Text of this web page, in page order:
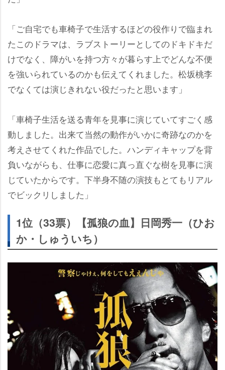
「ご自宅でも車椅子で生活するほどの役作りで臨まれ
たこのドラマは、ラブストーリーとしてのドキドキだ
けでなく、障がいを持つ方々が暮らす上でどんな不便
を強いられているのかも伝えてくれました。松坂桃李
でなくては演じきれない役だったと思います」
「車椅子生活を送る青年を見事に演じていてすごく感
動しました。出来て当然の動作がいかに奇跡なのかを
考えさせてくれた作品でした。ハンディキャップを背
負いながらも、仕事に恋愛に真っ直ぐな樹を見事に演
じていたからです。下半身不随の演技もとてもリアル
でビックリしました」
1位（33票）【孤狼の血】日岡秀一（ひお
か・しゅういち）